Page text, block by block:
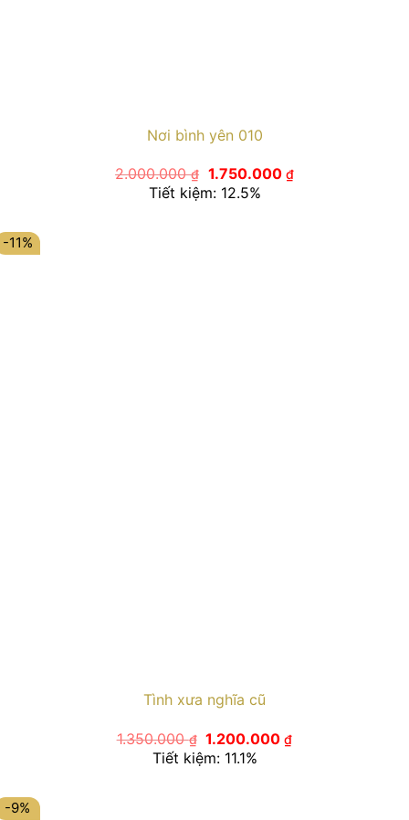
Nơi bình yên 010
2.000.000₫ Giá
gốc
là:
1.750.000 ₫Giá
hiện
Tiết kiệm: 12.5%
-11%
Tình xưa nghĩa cũ
1.350.000₫ Giá
gốc
là:
1.200.000₫Giá
Tiết kiệm: 11.1%
-9%